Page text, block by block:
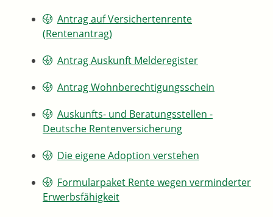
Antrag auf Versichertenrente
(Rentenantrag)
Antrag Auskunft Melderegister
Antrag Wohnberechtigungsschein
Auskunfts- und Beratungsstellen -
Deutsche Rentenversicherung
Die eigene Adoption verstehen
Formularpaket Rente wegen verminderter
Erwerbsfähigkeit